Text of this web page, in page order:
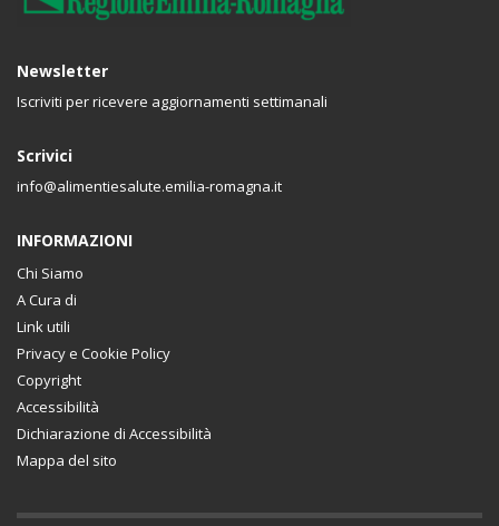
Newsletter
Iscriviti per ricevere aggiornamenti settimanali
Scrivici
info@alimentiesalute.emilia-romagna.it
INFORMAZIONI
Chi Siamo
A Cura di
Link utili
Privacy e Cookie Policy
Copyright
Accessibilità
Dichiarazione di Accessibilità
Mappa del sito